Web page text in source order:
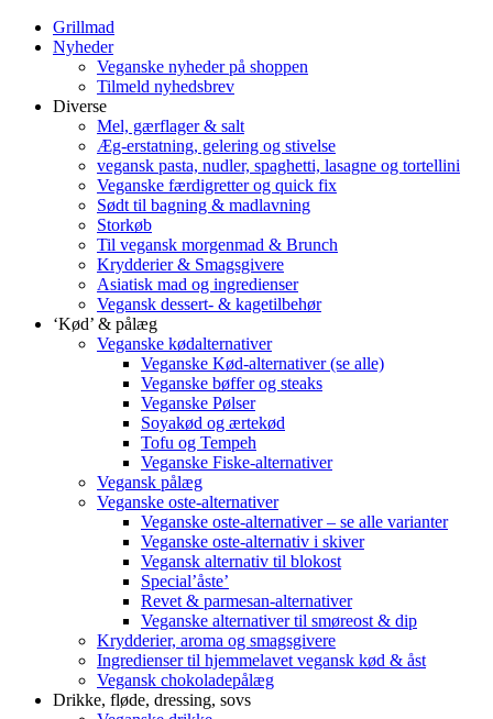
Grillmad
Nyheder
Veganske nyheder på shoppen
Tilmeld nyhedsbrev
Diverse
Mel, gærflager & salt
Æg-erstatning, gelering og stivelse
vegansk pasta, nudler, spaghetti, lasagne og tortellini
Veganske færdigretter og quick fix
Sødt til bagning & madlavning
Storkøb
Til vegansk morgenmad & Brunch
Krydderier & Smagsgivere
Asiatisk mad og ingredienser
Vegansk dessert- & kagetilbehør
‘Kød’ & pålæg
Veganske kødalternativer
Veganske Kød-alternativer (se alle)
Veganske bøffer og steaks
Veganske Pølser
Soyakød og ærtekød
Tofu og Tempeh
Veganske Fiske-alternativer
Vegansk pålæg
Veganske oste-alternativer
Veganske oste-alternativer – se alle varianter
Veganske oste-alternativ i skiver
Vegansk alternativ til blokost
Special’åste’
Revet & parmesan-alternativer
Veganske alternativer til smøreost & dip
Krydderier, aroma og smagsgivere
Ingredienser til hjemmelavet vegansk kød & åst
Vegansk chokoladepålæg
Drikke, fløde, dressing, sovs